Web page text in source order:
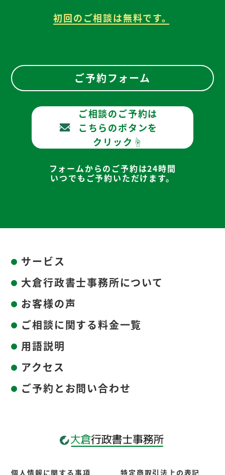
初回のご相談は無料です。
ご予約フォーム
ご相談のご予約は
こちらのボタンを
クリック☝
フォームからのご予約は24時間
いつでもご予約いただけます。
サービス
大倉行政書士事務所について
お客様の声
ご相談に関する料金一覧
用語説明
アクセス
ご予約とお問い合わせ
個人情報に関する事項 特定商取引法上の表記